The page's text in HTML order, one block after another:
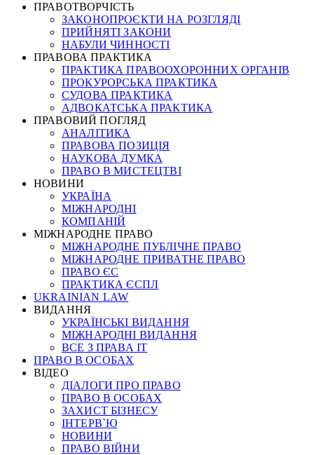
ПРАВОТВОРЧІСТЬ
ЗАКОНОПРОЄКТИ НА РОЗГЛЯДІ
ПРИЙНЯТІ ЗАКОНИ
НАБУЛИ ЧИННОСТІ
ПРАВОВА ПРАКТИКА
ПРАКТИКА ПРАВООХОРОННИХ ОРГАНІВ
ПРОКУРОРСЬКА ПРАКТИКА
СУДОВА ПРАКТИКА
АДВОКАТСЬКА ПРАКТИКА
ПРАВОВИЙ ПОГЛЯД
АНАЛІТИКА
ПРАВОВА ПОЗИЦІЯ
НАУКОВА ДУМКА
ПРАВО В МИСТЕЦТВІ
НОВИНИ
УКРАЇНА
МІЖНАРОДНІ
КОМПАНІЙ
МІЖНАРОДНЕ ПРАВО
МІЖНАРОДНЕ ПУБЛІЧНЕ ПРАВО
МІЖНАРОДНЕ ПРИВАТНЕ ПРАВО
ПРАВО ЄС
ПРАКТИКА ЄСПЛ
UKRAINIAN LAW
ВИДАННЯ
УКРАЇНСЬКІ ВИДАННЯ
МІЖНАРОДНІ ВИДАННЯ
ВСЕ З ПРАВА ІТ
ПРАВО В ОСОБАХ
ВІДЕО
ДІАЛОГИ ПРО ПРАВО
ПРАВО В ОСОБАХ
ЗАХИСТ БІЗНЕСУ
ІНТЕРВ`Ю
НОВИНИ
ПРАВО ВІЙНИ